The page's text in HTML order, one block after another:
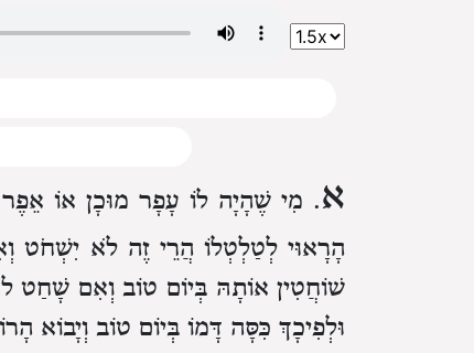
א. מִי שֶׁהָיָה לוֹ עָפָר מוּכָן אוֹ
הָרָאוּי לְטַלְטְלוֹ הֲרֵי זֶה לֹא יִשְׁחֹט
שׁוֹחֲטִין אוֹתָהּ בְּיוֹם טוֹב וְאִם שָׁחַט
וּלְפִיכָךְ כִּסָּה דָּמוֹ בְּיוֹם טוֹב וְיָבוֹא